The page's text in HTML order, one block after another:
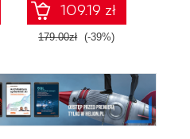
dużo więcej.
Wydanie VII
109.19 zł
179.00zł (-39%)